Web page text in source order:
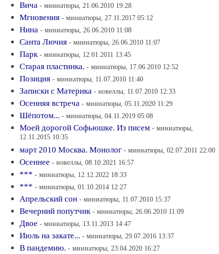
Вича - миниатюры, 21.06.2010 19:28
Мгновения - миниатюры, 27.11.2017 05:12
Нина - миниатюры, 26.06.2010 11:08
Санта Лючия - миниатюры, 26.06.2010 11:07
Парк - миниатюры, 12.01.2011 13:45
Старая пластинка. - миниатюры, 17.06.2010 12:52
Позиция - миниатюры, 11.07.2010 11:40
Записки с Материка - новеллы, 11.07.2010 12:33
Осенняя встреча - миниатюры, 05.11.2020 11:29
Шёпотом... - миниатюры, 04.11.2019 05:08
Моей дорогой Софьюшке. Из писем - миниатюры,
12.11.2015 10:35
март 2010 Москва. Монолог - миниатюры, 02.07.2011 22:00
Осеннее - новеллы, 08.10.2021 16:57
*** - миниатюры, 12.12.2022 18:33
*** - миниатюры, 01.10.2014 12:27
Апрельский сон - миниатюры, 11.07.2010 15:37
Вечерний попутчик - миниатюры, 26.06.2010 11:09
Двое - миниатюры, 13.11.2013 14:47
Июль на закате... - миниатюры, 29.07.2016 13:37
В пандемию. - миниатюры, 23.04.2020 16:27